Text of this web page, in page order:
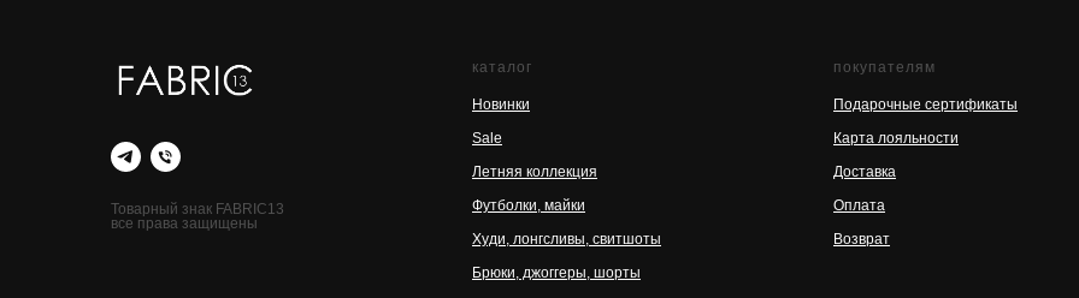
Товарный знак FABRIC13
все права защищены
каталог
Новинки
Sale
Летняя коллекция
Футболки, майки
Худи, лонгсливы, свитшоты
Брюки, джоггеры, шорты
покупателям
Подарочные сертификаты
Карта лояльности
Доставка
Оплата
Возврат